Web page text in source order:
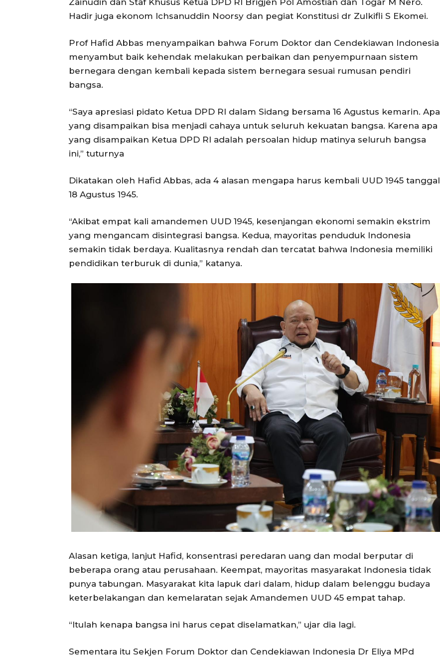
Hadir juga ekonom Ichsanuddin Noorsy dan pegiat Konstitusi dr Zulkifli S Ekomei.
Prof Hafid Abbas menyampaikan bahwa Forum Doktor dan Cendekiawan Indonesia
menyambut baik kehendak melakukan perbaikan dan penyempurnaan sistem
bernegara dengan kembali kepada sistem bernegara sesuai rumusan pendiri
bangsa.
“Saya apresiasi pidato Ketua DPD RI dalam Sidang bersama 16 Agustus kemarin. Apa
yang disampaikan bisa menjadi cahaya untuk seluruh kekuatan bangsa. Karena apa
yang disampaikan Ketua DPD RI adalah persoalan hidup matinya seluruh bangsa
ini,” tuturnya
Dikatakan oleh Hafid Abbas, ada 4 alasan mengapa harus kembali UUD 1945 tanggal
18 Agustus 1945.
“Akibat empat kali amandemen UUD 1945, kesenjangan ekonomi semakin ekstrim
yang mengancam disintegrasi bangsa. Kedua, mayoritas penduduk Indonesia
semakin tidak berdaya. Kualitasnya rendah dan tercatat bahwa Indonesia memiliki
pendidikan terburuk di dunia,” katanya.
Alasan ketiga, lanjut Hafid, konsentrasi peredaran uang dan modal berputar di
beberapa orang atau perusahaan. Keempat, mayoritas masyarakat Indonesia tidak
punya tabungan. Masyarakat kita lapuk dari dalam, hidup dalam belenggu budaya
keterbelakangan dan kemelaratan sejak Amandemen UUD 45 empat tahap.
“Itulah kenapa bangsa ini harus cepat diselamatkan,” ujar dia lagi.
Sementara itu Sekjen Forum Doktor dan Cendekiawan Indonesia Dr Eliya MPd